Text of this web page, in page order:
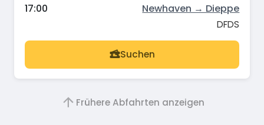
17:00 Newhaven → Dieppe
DFDS
Suchen
Frühere Abfahrten anzeigen